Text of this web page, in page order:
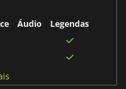
Áudio
Legendas